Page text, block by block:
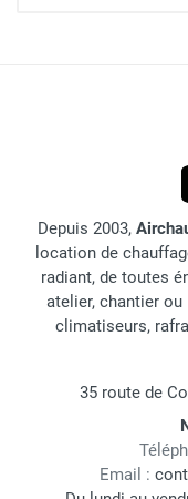
Depuis 2003,
location de
radiant, de toutes
atelier, chantier
climatiseurs,
35 route de
Email :